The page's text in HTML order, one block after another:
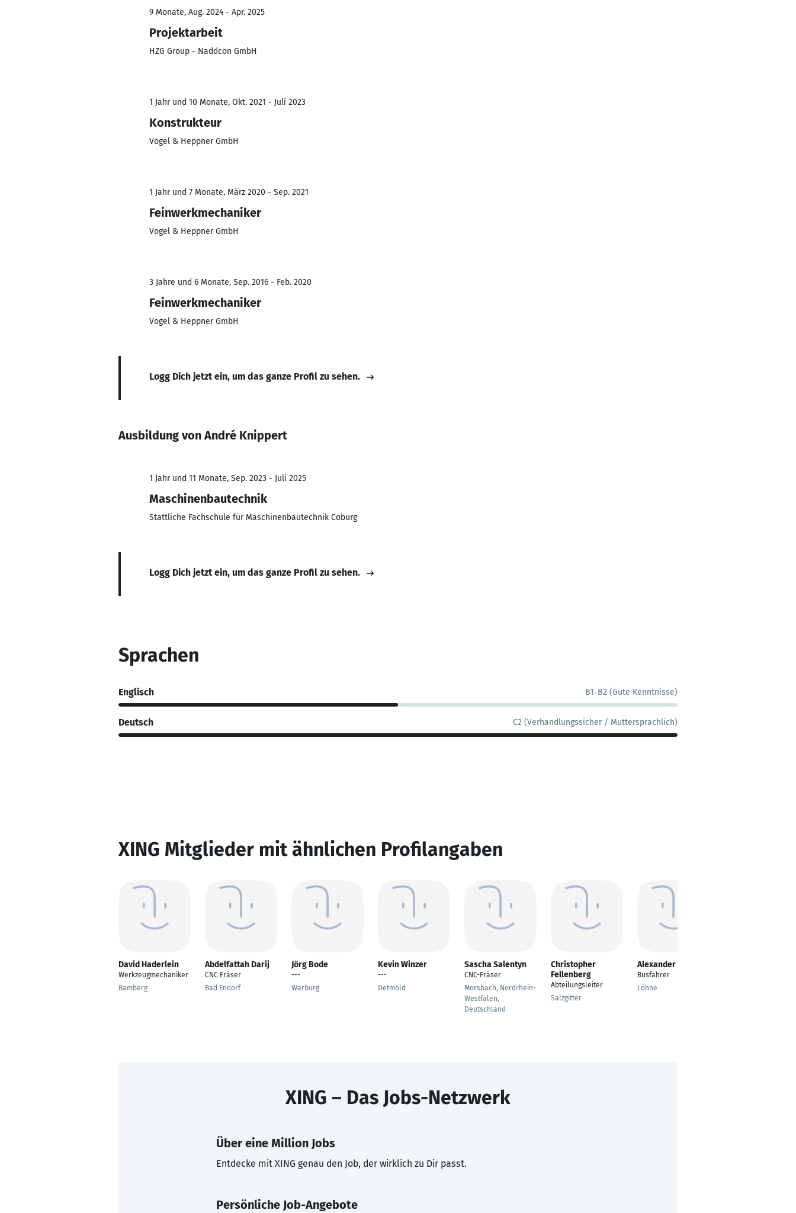
9 Monate, Aug. 2024 - Apr. 2025
Projektarbeit
HZG Group - Naddcon GmbH
1 Jahr und 10 Monate, Okt. 2021 - Juli 2023
Konstrukteur
Vogel & Heppner GmbH
1 Jahr und 7 Monate, März 2020 - Sep. 2021
Feinwerkmechaniker
Vogel & Heppner GmbH
3 Jahre und 6 Monate, Sep. 2016 - Feb. 2020
Feinwerkmechaniker
Vogel & Heppner GmbH
Logg Dich jetzt ein, um das ganze Profil zu sehen.
Ausbildung von André Knippert
1 Jahr und 11 Monate, Sep. 2023 - Juli 2025
Maschinenbautechnik
Stattliche Fachschule für Maschinenbautechnik Coburg
Logg Dich jetzt ein, um das ganze Profil zu sehen.
Sprachen
Englisch B1-B2 (Gute Kenntnisse)
Deutsch C2 (Verhandlungssicher / Muttersprachlich)
XING Mitglieder mit ähnlichen Profilangaben
David Haderlein
Werkzeugmechaniker
Bamberg
Abdelfattah Darij
CNC Fräser
Bad Endorf
Jörg Bode
---
Warburg
Kevin Winzer
---
Detmold
Sascha Salentyn
CNC-Fräser
Morsbach, Nordrhein-
Westfalen,
Deutschland
Christopher
Fellenberg
Abteilungsleiter
Salzgitter
Alexander Belikov
Busfahrer
Löhne
XING – Das Jobs-Netzwerk
Über eine Million Jobs
Entdecke mit XING genau den Job, der wirklich zu Dir passt.
Persönliche Job-Angebote